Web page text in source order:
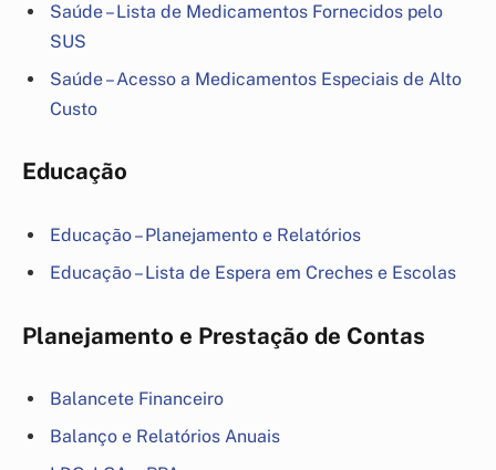
Saúde – Lista de Medicamentos Fornecidos pelo
SUS
Saúde – Acesso a Medicamentos Especiais de Alto
Custo
Educação
Educação – Planejamento e Relatórios
Educação – Lista de Espera em Creches e Escolas
Planejamento e Prestação de Contas
Balancete Financeiro
Balanço e Relatórios Anuais